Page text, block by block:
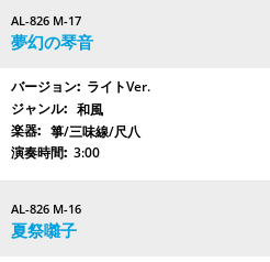
AL-826 M-17
夢幻の琴音
ライトVer.
和風
箏/三味線/尺八
3:00
AL-826 M-16
夏祭囃子